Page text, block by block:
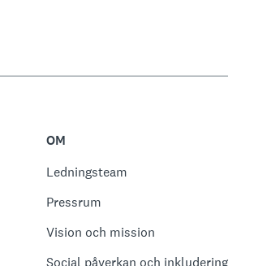
OM
Ledningsteam
Pressrum
Vision och mission
Social påverkan och inkludering